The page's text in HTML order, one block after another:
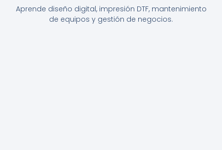
Aprende diseño digital, impresión DTF, mantenimiento
de equipos y gestión de negocios.